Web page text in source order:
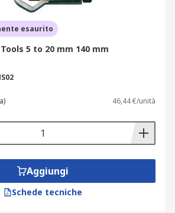
esaurito
5 to 20 mm 140 mm
46,44 €/unità
Aggiungi
Schede tecniche